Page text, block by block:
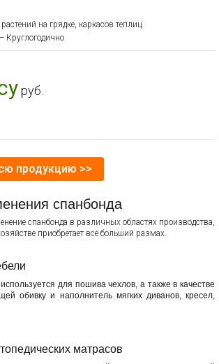
на грядке, каркасов теплиц
Круглогодично
руб.
продукцию >>
спанбонда
спанбонда в различных областях производства,
приобретает всё больший размах.
для пошива чехлов, а также в качестве
обивку и наполнитель мягких диванов, кресел,
матрасов